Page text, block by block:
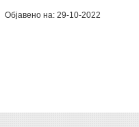
Објавено на: 29-10-2022